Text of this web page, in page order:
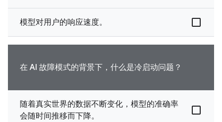
模型对用户的响应速度。
在 AI 故障模式的背景下，什么是冷启动问题？
随着真实世界的数据不断变化，模型的准确率
会随时间推移而下降。